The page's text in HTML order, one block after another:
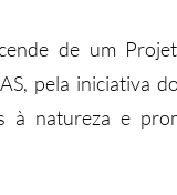
de um
pela iniciativa
à natureza e